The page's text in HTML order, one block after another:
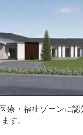
療・福祉ゾーンに
す。